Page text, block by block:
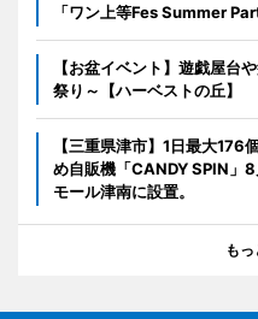
「ワン上等Fes Summer
【お盆イベント】遊戯屋台
祭り～【ハーベストの丘】
【三重県津市】1日最大176
め自販機「CANDY SPIN」
モール津南に設置。
も